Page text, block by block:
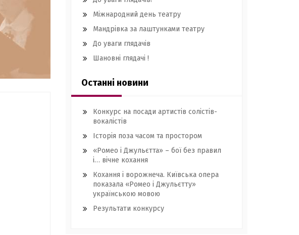
Міжнародний день театру
Мандрівка за лаштунками театру
До уваги глядачів
Шановні глядачі !
Останні новини
Конкурс на посади артистів солістів-
вокалістів
Історія поза часом та простором
«Ромео і Джульєтта» – бої без правил
і… вічне кохання
Кохання і ворожнеча. Київська опера
показала «Ромео і Джульєтту»
українською мовою
Результати конкурсу